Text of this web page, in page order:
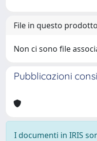
File in questo
Non ci sono file
Pubblicazioni
I documenti in IRIS